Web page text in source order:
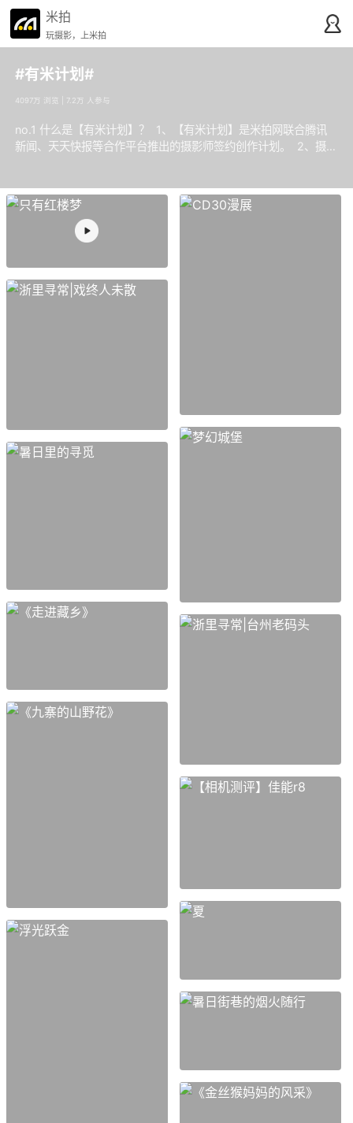
米拍
玩摄影，上米拍
#有米计划#
4097万 浏览 | 7.2万 人参与
no.1 什么是【有米计划】？ 1、【有米计划】是米拍网联合腾讯
新闻、天天快报等合作平台推出的摄影师签约创作计划。 2、摄影
约摄影师身份认证、全平台推荐曝光、粉丝增长、参与线上线下活
动、收获创作分红等多项权益。 快来发布你的作品吧o(∩_∩)o
还有什么疑难杂症，欢迎艾特戏超多的 @编少，也可以微我：
mepai888（接头暗号：编少最帅！！！）